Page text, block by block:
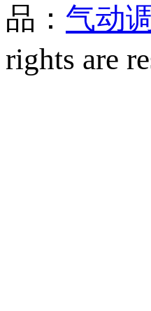
品： 气动
rights are